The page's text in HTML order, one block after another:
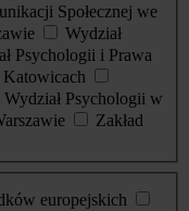
Społecznej we
Wydział
Psychologii i Prawa
Wydział Psychologii w
Zakład
europejskich